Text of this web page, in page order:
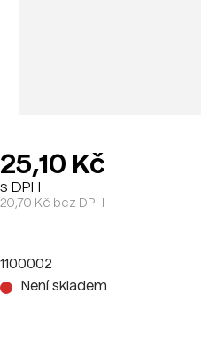
25,10 Kč
s DPH
20,70 Kč bez DPH
1100002
Není skladem